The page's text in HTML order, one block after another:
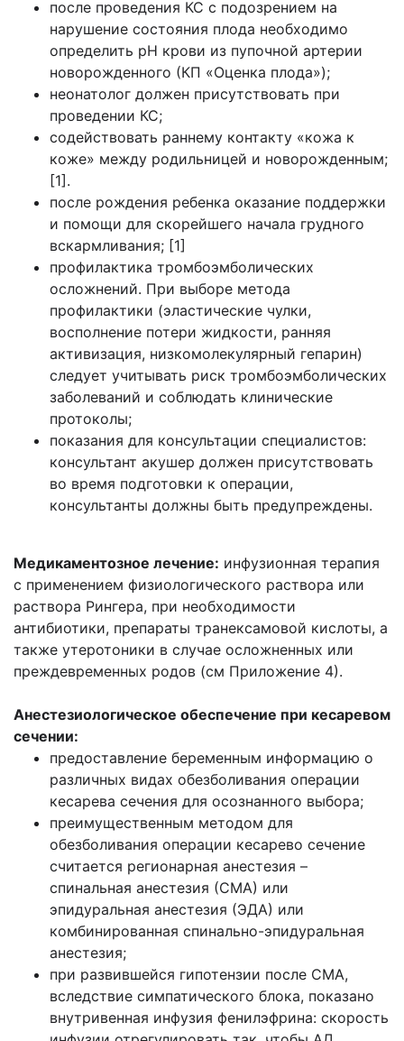
после проведения КС с подозрением на
нарушение состояния плода необходимо
определить рН крови из пупочной артерии
новорожденного (КП «Оценка плода»);
неонатолог должен присутствовать при
проведении КС;
содействовать раннему контакту «кожа к
коже» между родильницей и новорожденным;
[1].
после рождения ребенка оказание поддержки
и помощи для скорейшего начала грудного
вскармливания; [1]
профилактика тромбоэмболических
осложнений. При выборе метода
профилактики (эластические чулки,
восполнение потери жидкости, ранняя
активизация, низкомолекулярный гепарин)
следует учитывать риск тромбоэмболических
заболеваний и соблюдать клинические
протоколы;
показания для консультации специалистов:
консультант акушер должен присутствовать
во время подготовки к операции,
консультанты должны быть предупреждены.
Медикаментозное лечение: инфузионная терапия
с применением физиологического раствора или
раствора Рингера, при необходимости
антибиотики, препараты транексамовой кислоты, а
также утеротоники в случае осложненных или
преждевременных родов (см Приложение 4).
Анестезиологическое обеспечение при кесаревом
сечении:
предоставление беременным информацию о
различных видах обезболивания операции
кесарева сечения для осознанного выбора;
преимущественным методом для
обезболивания операции кесарево сечение
считается регионарная анестезия –
спинальная анестезия (СМА) или
эпидуральная анестезия (ЭДА) или
комбинированная спинально-эпидуральная
анестезия;
при развившейся гипотензии после СМА,
вследствие симпатического блока, показано
внутривенная инфузия фенилэфрина: скорость